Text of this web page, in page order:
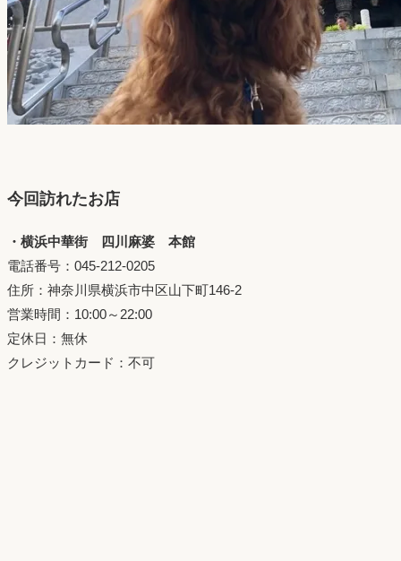
今回訪れたお店
・横浜中華街 四川麻婆 本館
電話番号：045-212-0205
住所：神奈川県横浜市中区山下町146-2
営業時間：10:00～22:00
定休日：無休
クレジットカード：不可